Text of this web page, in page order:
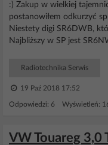
:) Zakup w wielkiej
postanowiłem odkurzyć
Niestety digi SR6DWB,
Najbliższy w SP jest
Radiotechnika Serwis
19 Paź 2018 17:52
Odpowiedzi: 6 Wyświetleń:
VW Touareg 3,0